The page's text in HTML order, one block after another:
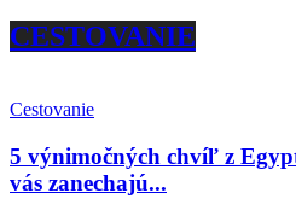
CESTOVANIE
Cestovanie
5 výnimočných chvíľ z
vás zanechajú...